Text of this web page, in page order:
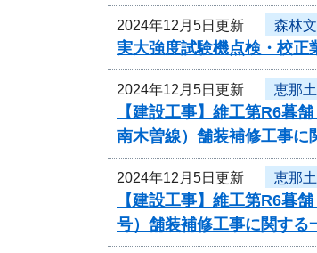
2024年12月5日更新 森林
実大強度試験機点検・校正
2024年12月5日更新 恵那
【建設工事】維工第R6暮
南木曽線）舗装補修工事に
2024年12月5日更新 恵那
【建設工事】維工第R6暮
号）舗装補修工事に関する